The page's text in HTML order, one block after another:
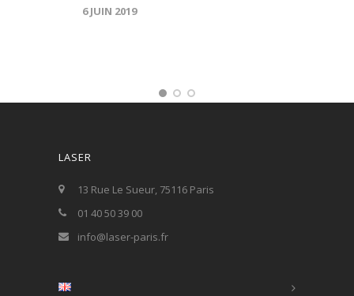
6 JUIN 2019
LASER
13 Rue Le Sueur, 75116 Paris
01 40 50 39 00
info@laser-paris.fr